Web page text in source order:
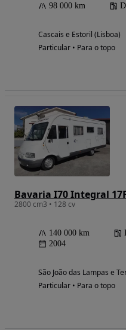
98 000 km
Cascais e Estoril (Lisboa)
Particular • Para o topo
Bavaria I70 Integral
2800 cm3 • 128 cv
140 000 km
2004
São João das Lampas e
Particular • Para o topo